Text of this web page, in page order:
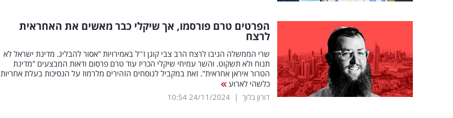
הפרטים טרם פורסמו, אך שיקלי כבר מאשים את האחראית
לרצח
שרי הממשלה הגיבו לרצח הרב צבי קוגן ז''ל באמירויות "אסור להבליג. מדינת ישראל לא
תנוח ולא תשקוט. והשר עמיחי שיקלי הכריז עוד טרם פרסום ודאות המבצעים "מדינת
הטרור איראן אחראית". זאת במקביל לנוסחים הזהירים מלרמוז על הנסיכות בעלת אחריות
כלשהי לארוע
דורון בלוך |
24/11/2024
10:54